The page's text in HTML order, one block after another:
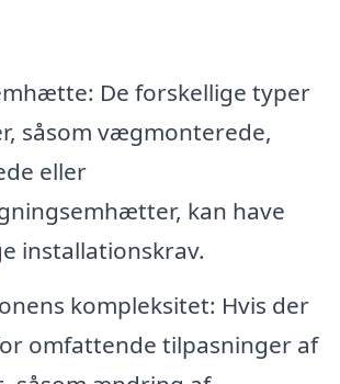
De forskellige typer
såsom vægmonterede,
eller
kan have
installationskrav.
kompleksitet: Hvis der
omfattende tilpasninger af